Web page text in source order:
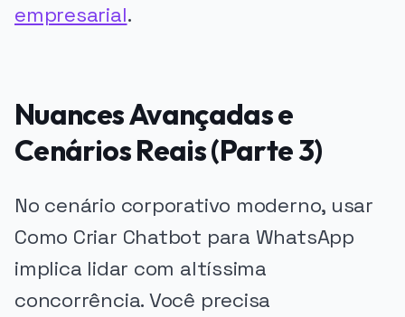
empresarial.
Nuances Avançadas e
Cenários Reais (Parte 3)
No cenário corporativo moderno, usar
Como Criar Chatbot para WhatsApp
implica lidar com altíssima
concorrência. Você precisa